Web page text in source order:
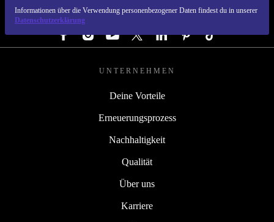
Informationen über die Verwendung personenbezogener Daten findest du in unserer
Datenschutzerklärung
FOLGE UNS
UNTERNEHMEN
Deine Vorteile
Erneuerungsprozess
Nachhaltigkeit
Qualität
Über uns
Karriere